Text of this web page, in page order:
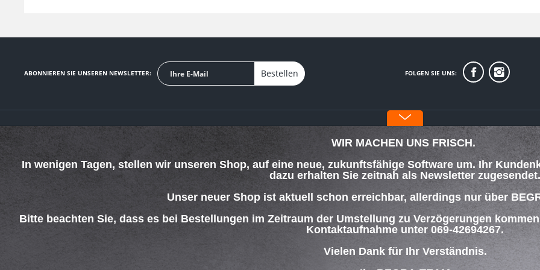
ABONNIEREN SIE UNSEREN NEWSLETTER: Bestellen FOLGEN SIE UNS:
WIR MACHEN UNS FRISCH.
In wenigen Tagen, stellen wir unseren Shop, auf eine neue, zukunftsfähige Software um. Ihr
dazu erhalten Sie zeitnah als Newsletter zugesendet.
Unser neuer Shop ist aktuell schon erreichbar, allerdings nur über
Bitte beachten Sie, dass es bei Bestellungen im Zeitraum der Umstellung zu Verzögerungen
Kontaktaufnahme unter 069-42694267.
Vielen Dank für Ihr Verständnis.
SERVICE HOTLINE
Telefonische Unterstützung und Beratung unter:
069 - 4269 4267
Mo-Do. 08:00 - 15:00 Uhr
Fr. 08:00 - 13:00 Uhr
SHOP SERVICE
Defektes Produkt
Verpackungsentsorgung
Rückgabe
Widerrufsrecht
Batterieentsorgung
INFORMATIONEN
Datenschutz
Impressum